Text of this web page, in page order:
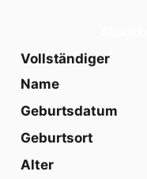
Vollständiger
Name
Geburtsdatum
Geburtsort
Alter